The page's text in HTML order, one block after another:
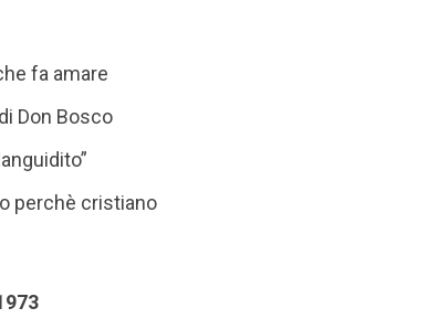
fa amare
Don Bosco
perchè cristiano